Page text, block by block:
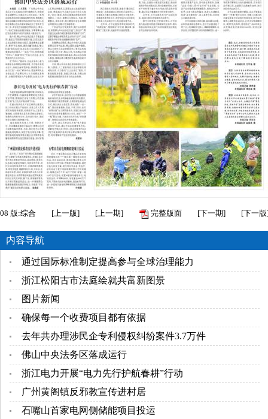
08 版:综合 [上一版] [上一期] 完整版面 [下一期] [下一版
内容导航
通过国际标准制定提高参与全球治理能力
浙江松阳古市法庭绘就共富新图景
图片新闻
确保每一个收费项目都有依据
去年共办理涉民企专利侵权纠纷案件3.7万件
佛山中央法务区落成运行
浙江电力开展“电力先行护航春耕”行动
广州黄阁镇反邪教宣传进村居
石嘴山首家电网侧储能项目投运